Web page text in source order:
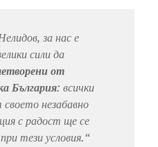
за нас е
сили да
от
България: всички
незабавно
с радост ще се
тези условия.“